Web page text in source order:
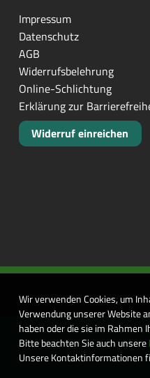
Impressum
Datenschutz
AGB
Widerrufsbelehrung
Online-Schlichtung
Erklärung zur
Widerruf einreichen
Wir verwenden Cookies, um
Verwendung unserer Website
haben oder die sie im Rahmen
Bitte beachten Sie auch unsere
Unsere Kontaktinformationen